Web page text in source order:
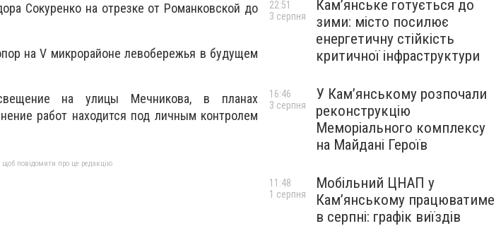
Сокуренко на отрезке от Романковской до
на V микрорайоне левобережья в будущем
на улицы Мечникова, в планах
работ находится под личным контролем
повідомити про це редакцію
Кам’янське готується до
зими: місто посилює
енергетичну стійкість
критичної інфраструктури
22:51
3 серпня
У Кам’янському розпочали
реконструкцію
Меморіального комплексу
на Майдані Героїв
16:46
3 серпня
Мобільний ЦНАП у
Кам’янському працюватиме
в серпні: графік виїздів
11:48
1 серпня